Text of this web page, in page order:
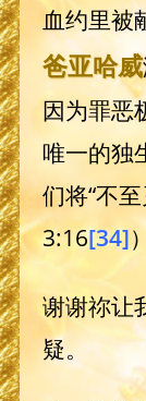
血约里被
爸亚哈威
因为罪恶
唯一的独
们将“不
3:16[34]
谢谢祢让
疑。